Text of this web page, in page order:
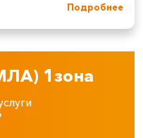
Подробнее
1зона